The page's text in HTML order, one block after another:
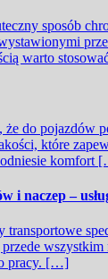
sposób
warto
do pojazdów
które
komfort
i naczep –
transportowe
pracy. […]